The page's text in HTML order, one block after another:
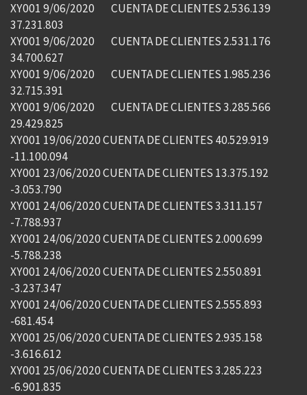
XY001 9/06/2020 CUENTA DE CLIENTES 2.536.139
37.231.803
XY001 9/06/2020 CUENTA DE CLIENTES 2.531.176
34.700.627
XY001 9/06/2020 CUENTA DE CLIENTES 1.985.236
32.715.391
XY001 9/06/2020 CUENTA DE CLIENTES 3.285.566
29.429.825
XY001 19/06/2020 CUENTA DE CLIENTES 40.529.919
-11.100.094
XY001 23/06/2020 CUENTA DE CLIENTES 13.375.192
-3.053.790
XY001 24/06/2020 CUENTA DE CLIENTES 3.311.157
-7.788.937
XY001 24/06/2020 CUENTA DE CLIENTES 2.000.699
-5.788.238
XY001 24/06/2020 CUENTA DE CLIENTES 2.550.891
-3.237.347
XY001 24/06/2020 CUENTA DE CLIENTES 2.555.893
-681.454
XY001 25/06/2020 CUENTA DE CLIENTES 2.935.158
-3.616.612
XY001 25/06/2020 CUENTA DE CLIENTES 3.285.223
-6.901.835